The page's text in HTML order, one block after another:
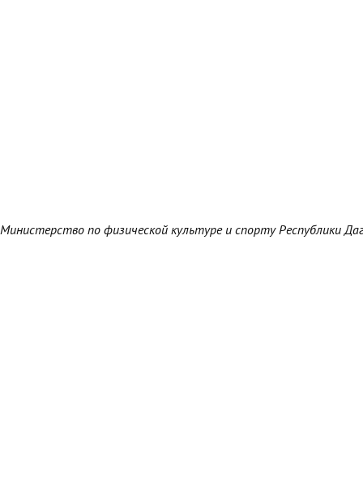
Министерство по физической культуре и спорту Республики